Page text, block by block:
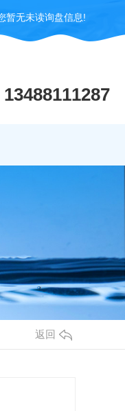
暂无未读询盘信息!
返回